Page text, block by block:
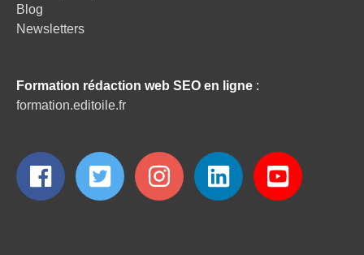
Blog
Newsletters
Formation rédaction web SEO en ligne :
formation.editoile.fr